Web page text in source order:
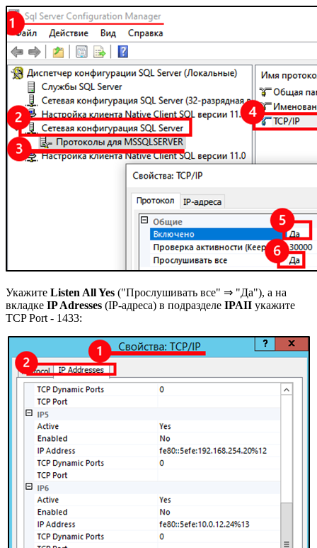
Укажите Listen All Yes ("Прослушивать все" ⇒ "Да"), а на
вкладке IP Adresses (IP-адреса) в подразделе IPAII укажите
TCP Port - 1433: